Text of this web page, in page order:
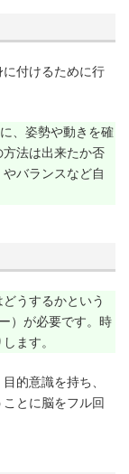
に付けるために行
、姿勢や動きを確
法は出来たか否
バランスなど自
うするかという
）が必要です。時
ます。
的意識を持ち、
とに脳をフル回